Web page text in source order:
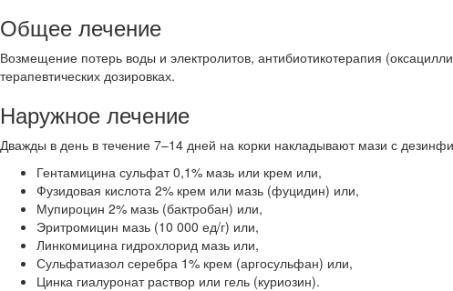
Общее лечение
Возмещение потерь воды и электролитов, антибиотикотерапия
терапевтических дозировках.
Наружное лечение
Дважды в день в течение 7–14 дней на корки накладывают мази с
Гентамицина сульфат 0,1% мазь или крем или,
Фузидовая кислота 2% крем или мазь (фуцидин) или,
Мупироцин 2% мазь (бактробан) или,
Эритромицин мазь (10 000 ед/г) или,
Линкомицина гидрохлорид мазь или,
Сульфатиазол серебра 1% крем (аргосульфан) или,
Цинка гиалуронат раствор или гель (куриозин).